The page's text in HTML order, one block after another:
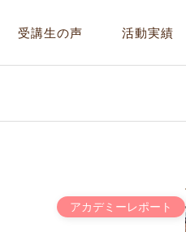
受講生の声 活動実績
アカデミーレポート